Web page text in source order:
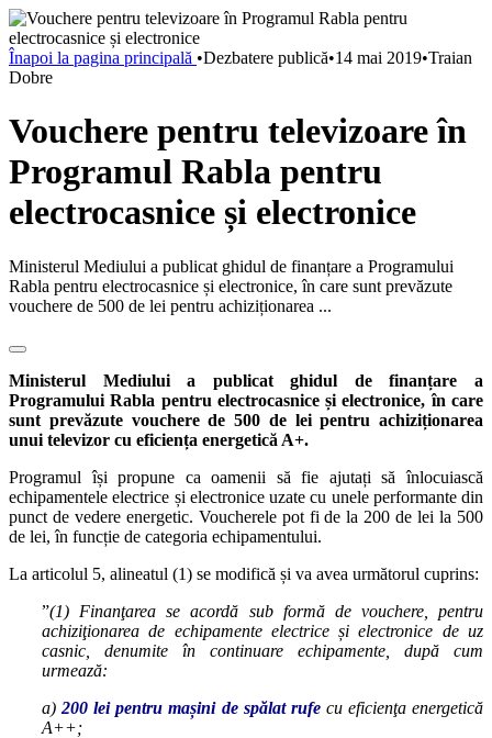
Înapoi la pagina principală •Dezbatere publică•14 mai 2019•Traian
Dobre
Vouchere pentru televizoare în
Programul Rabla pentru
electrocasnice și electronice
Ministerul Mediului a publicat ghidul de finanțare a Programului
Rabla pentru electrocasnice și electronice, în care sunt prevăzute
vouchere de 500 de lei pentru achiziționarea ...
Ministerul Mediului a publicat ghidul de finanțare a
Programului Rabla pentru electrocasnice și electronice, în care
sunt prevăzute vouchere de 500 de lei pentru achiziționarea
unui televizor cu eficiența energetică A+.
Programul își propune ca oamenii să fie ajutați să înlocuiască
echipamentele electrice și electronice uzate cu unele performante din
punct de vedere energetic. Voucherele pot fi de la 200 de lei la 500
de lei, în funcție de categoria echipamentului.
La articolul 5, alineatul (1) se modifică și va avea următorul cuprins:
”(1) Finanţarea se acordă sub formă de vouchere, pentru
achiziţionarea de echipamente electrice și electronice de uz
casnic, denumite în continuare echipamente, după cum
urmează:
a)200 lei pentru mașini de spălat rufecu eficienţa energetică
A++;